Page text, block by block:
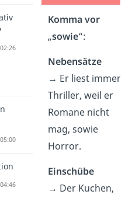
Kommavor
„sowie“:
Nebensätze
→ Er liest immer
Thriller, weil er
Romane nicht
mag, sowie
Horror.
Einschübe
→ Der Kuchen,